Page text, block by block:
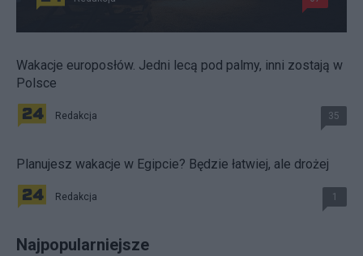
Wakacje europosłów. Jedni lecą pod palmy, inni zostają w
Polsce
Redakcja 35
Planujesz wakacje w Egipcie? Będzie łatwiej, ale drożej
Redakcja 1
Najpopularniejsze